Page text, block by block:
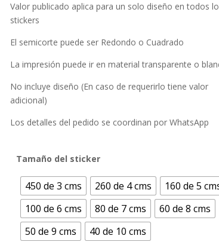
Valor publicado aplica para un solo diseño en todos
stickers
El semicorte puede ser Redondo o Cuadrado
La impresión puede ir en material transparente o
No incluye diseño (En caso de requerirlo tiene valor
adicional)
Los detalles del pedido se coordinan por WhatsApp
Tamaño del sticker
450 de 3 cms 260 de 4 cms
160 de 5
100 de 6 cms
80 de 7 cms
60 de 8 cms
50 de 9 cms
40 de 10 cms